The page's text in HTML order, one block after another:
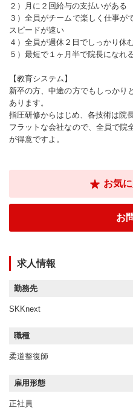
２）月に２回給与の支払いがある
３）全員がチームで楽しく仕事が
スピードが速い
４）全員が週休２日でしっかり休
５）最短で１ヶ月半で院長になれ
【教育システム】
新卒の方、中途の方でもしっかり
あります。
指圧研修からはじめ、各技術は院
フラットな会社なので、全員で院
が得意ですよ。
お気
お
求人情報
勤務先
SKKnext
職種
柔道整復師
雇用形態
正社員